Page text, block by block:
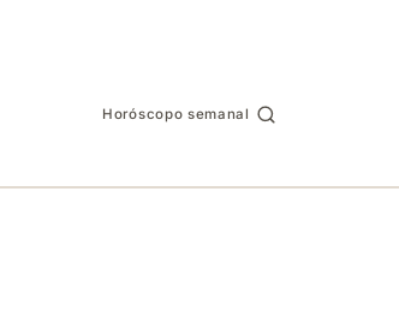
Horóscopo semanal